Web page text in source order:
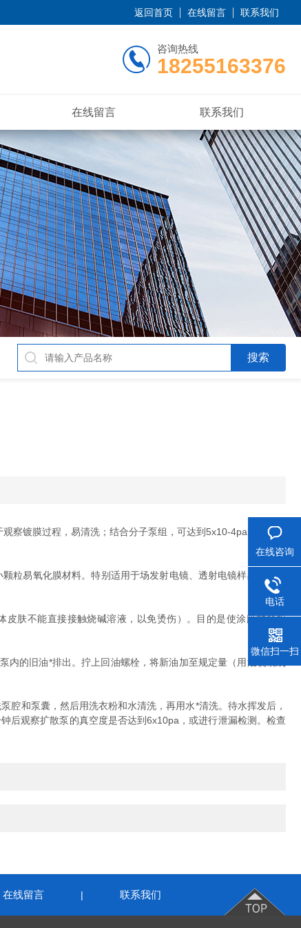
返回首页 在线留言 联系我们
咨询热线
18255163376
在线留言 联系我们
察镀膜过程，易清洗；结合分子泵组，可达到5x10-4pa的极限真
易氧化膜材料。特别适用于场发射电镜、透射电镜样品制备和
肤不能直接接触烧碱溶液，以免烫伤）。目的是使涂膜材料铝
的旧油*排出。拧上回油螺栓，将新油加至规定量（用油视镜观
和泵囊，然后用洗衣粉和水清洗，再用水*清洗。待水挥发后，
后观察扩散泵的真空度是否达到6x10pa，或进行泄漏检测。检查
在线留言 | 联系我们
在线咨询
电话
微信扫一扫